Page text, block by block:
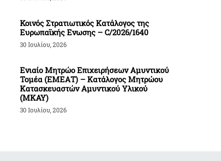
Κοινός Στρατιωτικός Κατάλογος της
Ευρωπαϊκής Ενωσης – C/2026/1640
30 Ιουλίου, 2026
Ενιαίο Μητρώο Επιχειρήσεων Αμυντικού
Τομέα (ΕΜΕΑΤ) – Κατάλογος Μητρώου
Κατασκευαστών Αμυντικού Υλικού
(ΜΚΑΥ)
30 Ιουλίου, 2026